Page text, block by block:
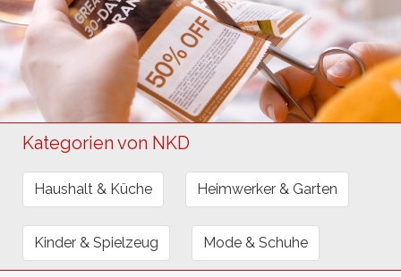
Kategorien von NKD
Haushalt & Küche Heimwerker & Garten
Kinder & Spielzeug Mode & Schuhe